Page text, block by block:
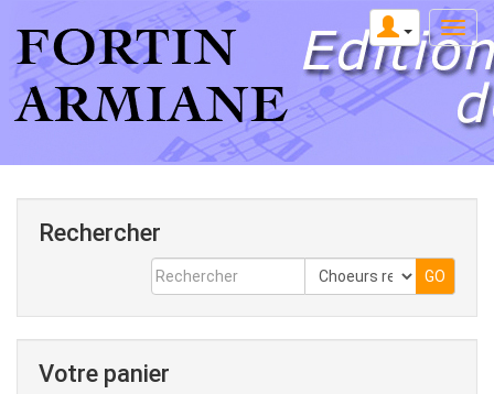
Rechercher
Votre panier